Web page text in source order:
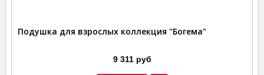
Подушка для взрослых коллекция "Богема"
9 311 руб